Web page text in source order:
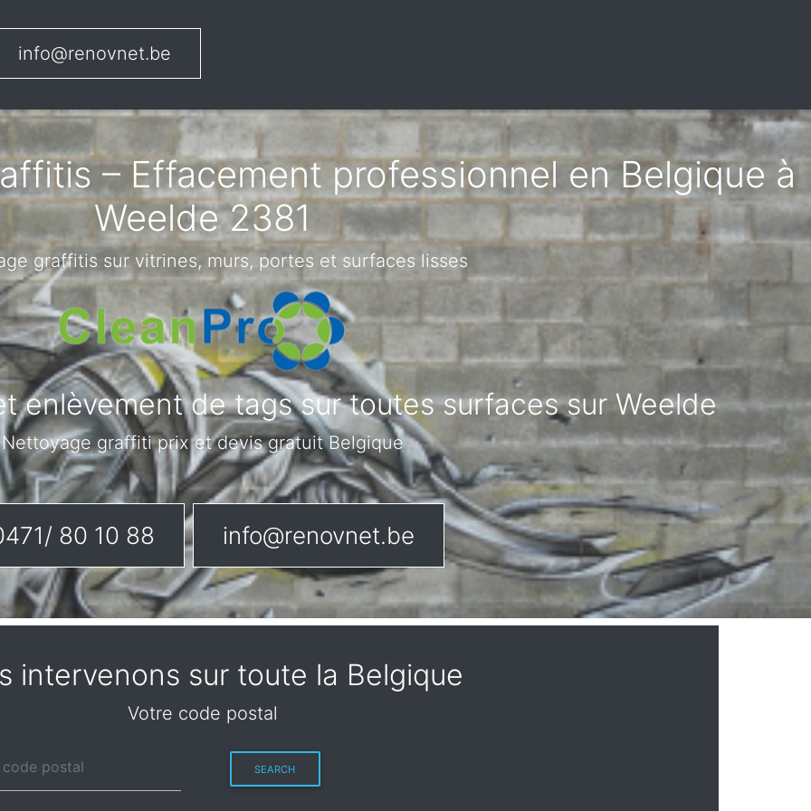
info@renovnet.be
– Effacement professionnel en Belgique à
Weelde 2381
graffitis sur vitrines, murs, portes et surfaces lisses
enlèvement de tags sur toutes surfaces sur Weelde
Nettoyage graffiti prix et devis gratuit Belgique
80 10 88 info@renovnet.be
intervenons sur toute la Belgique
Votre code postal
SEARCH